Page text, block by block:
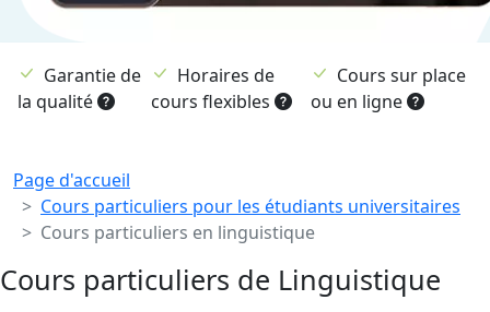
Garantie de
la qualité
Horaires de
cours flexibles
Cours sur place
ou en ligne
Breadcrumb
Page d'accueil
Cours particuliers pour les étudiants universitaires
Cours particuliers en linguistique
Cours particuliers de Linguistique